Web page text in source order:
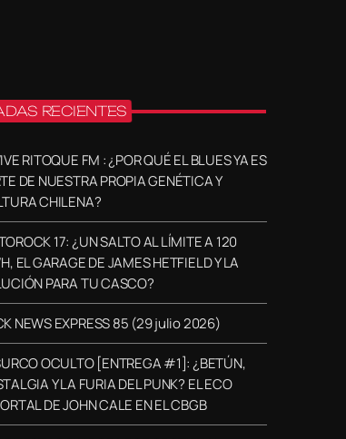
RECIENTES
RITOQUE FM : ¿POR QUÉ EL BLUES YA ES
DE NUESTRA PROPIA GENÉTICA Y
CHILENA?
17: ¿UN SALTO AL LÍMITE A 120
EL GARAGE DE JAMES HETFIELD Y LA
PARA TU CASCO?
NEWS EXPRESS 85 (29 julio 2026)
OCULTO [ENTREGA #1]: ¿BETÚN,
Y LA FURIA DEL PUNK? EL ECO
DE JOHN CALE EN EL CBGB